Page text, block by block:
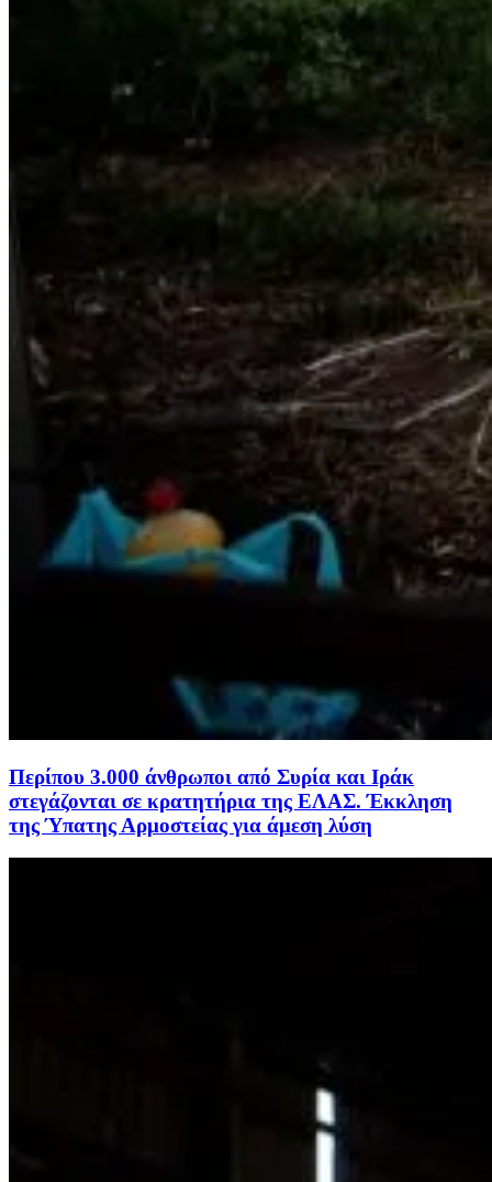
Περίπου 3.000 άνθρωποι από Συρία και Ιράκ
στεγάζονται σε κρατητήρια της ΕΛΑΣ. Έκκληση
της Ύπατης Αρμοστείας για άμεση λύση